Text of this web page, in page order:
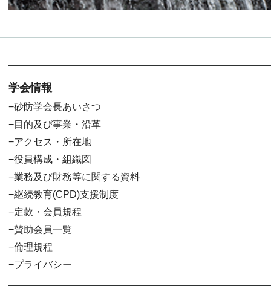
学会情報
砂防学会長あいさつ
目的及び事業・沿革
アクセス・所在地
役員構成・組織図
業務及び財務等に関する資料
継続教育(CPD)支援制度
定款・会員規程
賛助会員一覧
倫理規程
プライバシー